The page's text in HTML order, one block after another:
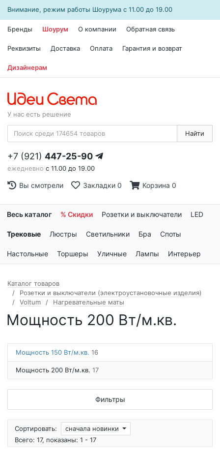
Внимание, режим работы Шоурума с 11.00 до 19.00
Бренды Шоурум О компании Обратная связь
Реквизиты Доставка Оплата Гарантия и возврат
Дизайнерам
У нас есть решение
Найти
+7 (921) 447-25-90
ежедневно с 11.00 до 19.00
Вы смотрели Закладки 0 Корзина 0
Весь каталог % Скидки Розетки и выключатели LED
Трековые Люстры Светильники Бра Споты
Настольные Торшеры Уличные Лампы Интерьер
Каталог товаров
Розетки и выключатели (электроустановочные изделия)
Voltum
Нагревательные маты
Мощность 200 Вт/м.кв.
Мощность 150 Вт/м.кв. 16
Мощность 200 Вт/м.кв. 17
Фильтры
Сортировать:
сначала новинки
Всего: 17, показаны: 1 - 17